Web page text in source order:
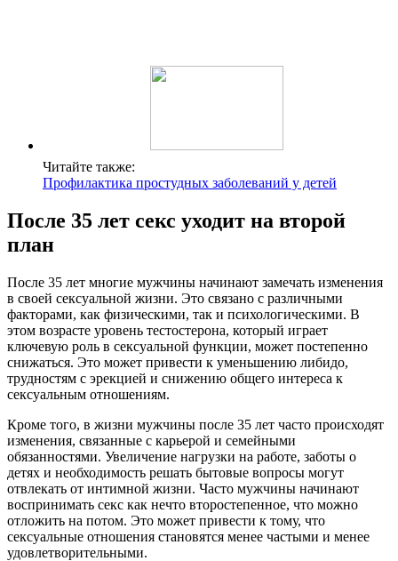
Читайте также:
Профилактика простудных заболеваний у детей
После 35 лет секс уходит на второй
план
После 35 лет многие мужчины начинают замечать изменения
в своей сексуальной жизни. Это связано с различными
факторами, как физическими, так и психологическими. В
этом возрасте уровень тестостерона, который играет
ключевую роль в сексуальной функции, может постепенно
снижаться. Это может привести к уменьшению либидо,
трудностям с эрекцией и снижению общего интереса к
сексуальным отношениям.
Кроме того, в жизни мужчины после 35 лет часто происходят
изменения, связанные с карьерой и семейными
обязанностями. Увеличение нагрузки на работе, заботы о
детях и необходимость решать бытовые вопросы могут
отвлекать от интимной жизни. Часто мужчины начинают
воспринимать секс как нечто второстепенное, что можно
отложить на потом. Это может привести к тому, что
сексуальные отношения становятся менее частыми и менее
удовлетворительными.